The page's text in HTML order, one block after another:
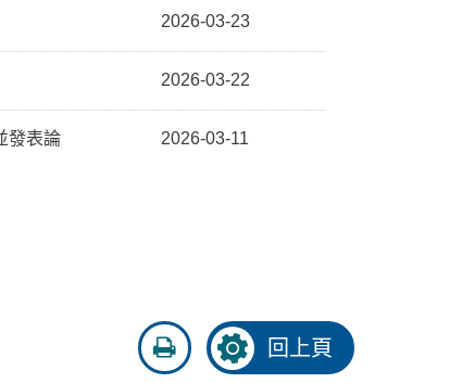
2026-03-23
2026-03-22
發表論
2026-03-11
友
善
回上頁